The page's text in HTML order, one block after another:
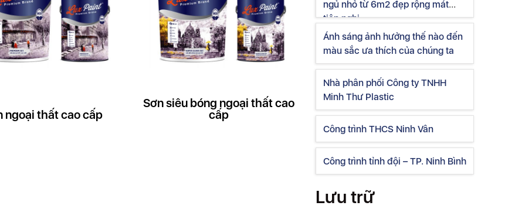
ngoại thất cao cấp
Sơn siêu bóng ngoại thất cao
cấp
ngủ nhỏ từ 6m2 đẹp rộng mát
tiện nghi
Ánh sáng ảnh hưởng thế nào đến
màu sắc ưa thích của chúng ta
Nhà phân phối Công ty TNHH
Minh Thư Plastic
Công trình THCS Ninh Vân
Công trình tỉnh đội – TP. Ninh Bình
Lưu trữ